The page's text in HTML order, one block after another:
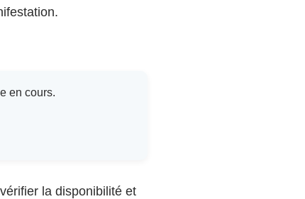
en cours.
la disponibilité et